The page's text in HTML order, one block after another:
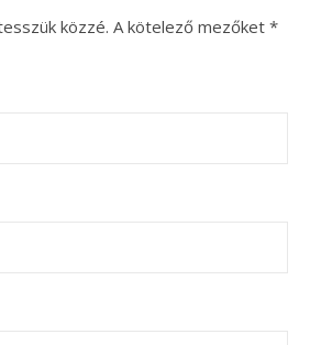
közzé. A kötelező mezőket *